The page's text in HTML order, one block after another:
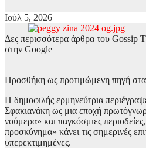
Ιούλ 5, 2026
Δες περισσότερα άρθρα του Gossip
στην Google
Προσθήκη ως προτιμώμενη πηγή
Η δημοφιλής ερμηνεύτρια
Σφακιανάκη ως μια εποχή
νούμερα» και παγκόσμιες
προσκύνημα» κάνει τις σημερινές
υπερεκτιμημένες.